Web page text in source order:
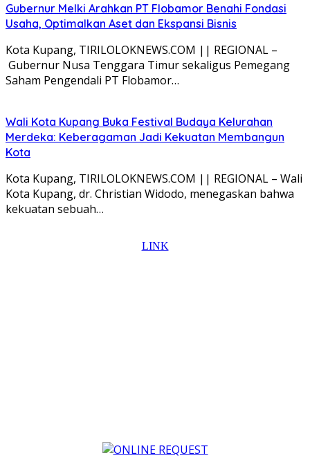
Gubernur Melki Arahkan PT Flobamor Benahi Fondasi
Usaha, Optimalkan Aset dan Ekspansi Bisnis
Kota Kupang, TIRILOLOKNEWS.COM || REGIONAL –
Gubernur Nusa Tenggara Timur sekaligus Pemegang
Saham Pengendali PT Flobamor…
Wali Kota Kupang Buka Festival Budaya Kelurahan
Merdeka: Keberagaman Jadi Kekuatan Membangun
Kota
Kota Kupang, TIRILOLOKNEWS.COM || REGIONAL – Wali
Kota Kupang, dr. Christian Widodo, menegaskan bahwa
kekuatan sebuah…